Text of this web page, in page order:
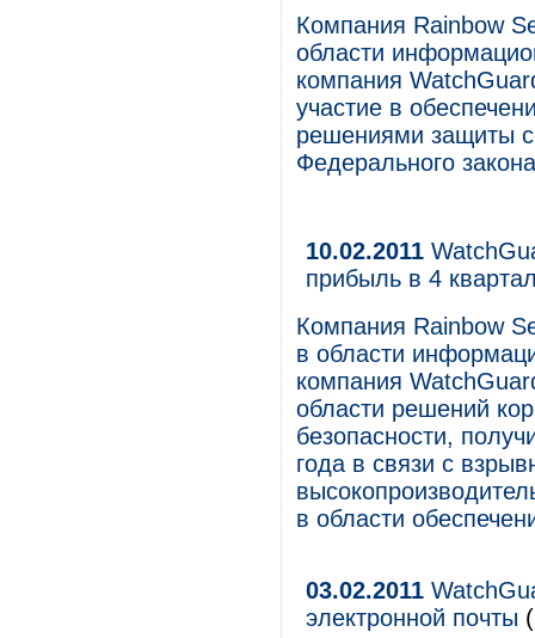
Компания Rainbow
области
компания
участие в
решениями защиты
Федерального
10.02.2011
прибыль в 4
Компания Rainbow
в области
компания
области решений
безопасности,
года в связи с
в области
03.02.2011
электронной почты